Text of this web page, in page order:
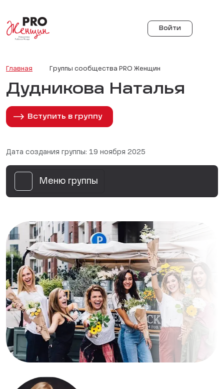
Войти
Главная Группы сообщества PRO Женщин
Дудникова Наталья
Вступить в группу
Дата создания группы: 19 ноября 2025
Меню группы